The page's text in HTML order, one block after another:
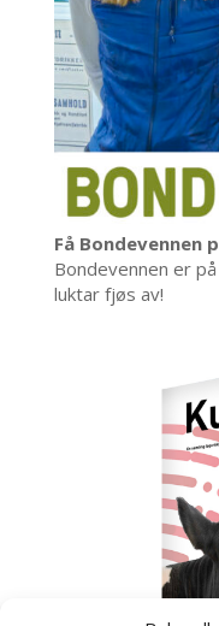
Få Bondevennen
Bondevennen er
luktar fjøs av!